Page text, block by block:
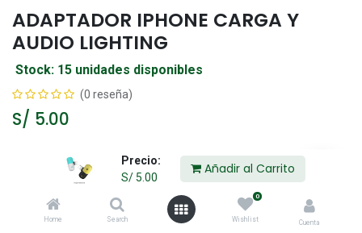
Precio:
S/ 5.00
Añadir al Carrito
Home Search
0
Wishlist Cuenta
ADAPTADOR IPHONE CARGA Y
AUDIO LIGHTING
Stock: 15 unidades disponibles
(0 reseña)
S/ 5.00
Añadir al Carrito
Agregar a la lista de deseos